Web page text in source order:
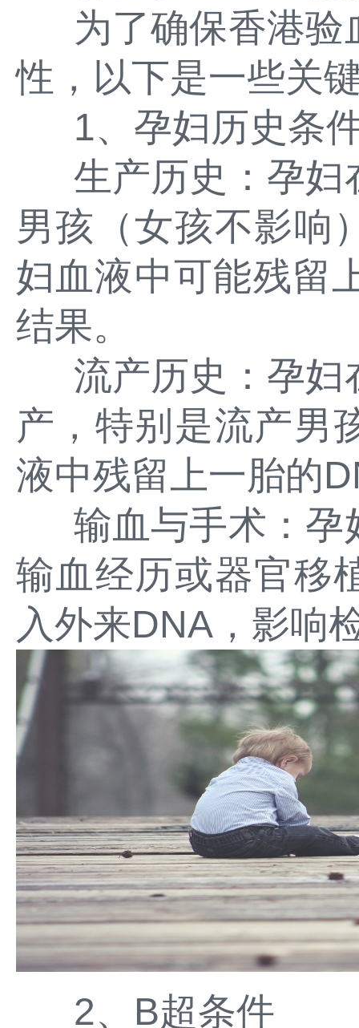
为了确保香港
性，以下是一些关
1、孕妇历史条
生产历史：孕妇
男孩（女孩不影响
妇血液中可能残留
结果。
流产历史：孕
产，特别是流产男
液中残留上一胎的
输血与手术：孕
输血经历或器官移
入外来DNA，影响
2、B超条件